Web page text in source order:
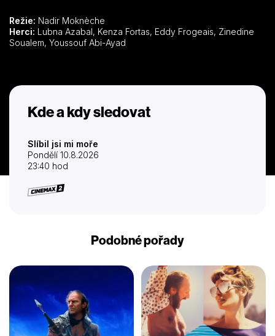
Režie: Nadir Moknèche
Herci:
Soualem, Youssouf Abi-Ayad
Kde a kdy sledovat
Slíbil jsi mi moře
Pondělí 10.8.2026
23:40 hod
Podobné pořady